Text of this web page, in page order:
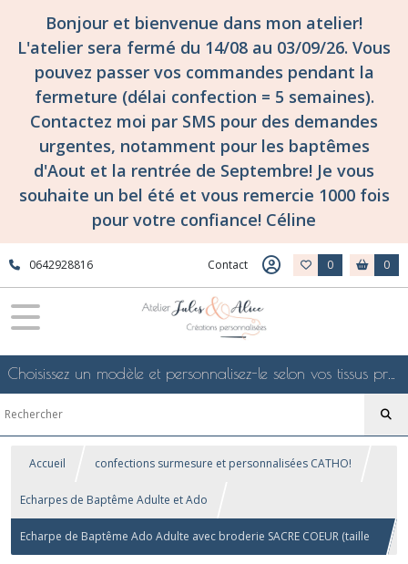
Bonjour et bienvenue dans mon atelier!
L'atelier sera fermé du 14/08 au 03/09/26. Vous
pouvez passer vos commandes pendant la
fermeture (délai confection = 5 semaines).
Contactez moi par SMS pour des demandes
urgentes, notamment pour les baptêmes
d'Aout et la rentrée de Septembre! Je vous
souhaite un bel été et vous remercie 1000 fois
pour votre confiance! Céline
0642928816 Contact 0 0
Choisissez un modèle et personnalisez-le selon vos tissus préférés de mes collections en ligne, je le confectionnerai selon vos souhaits
Accueil confections surmesure et personnalisées CATHO!
Echarpes de Baptême Adulte et Ado
Echarpe de Baptême Ado Adulte avec broderie SACRE COEUR (taille